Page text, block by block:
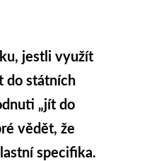
jestli využít
do státních
„jít do
vědět, že
specifika.